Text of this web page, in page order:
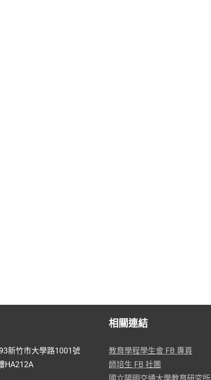
新竹市大學路1001號
HA212A
相關連結
教育學程學生會 FB 專頁
師培生 FB 社團
國立陽明交通大學教育研究所